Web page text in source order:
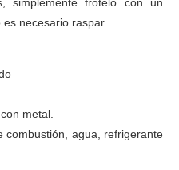
necesario raspar.
metal.
combustión, agua, refrigerante